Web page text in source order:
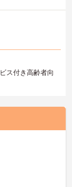
ス付き高齢者向